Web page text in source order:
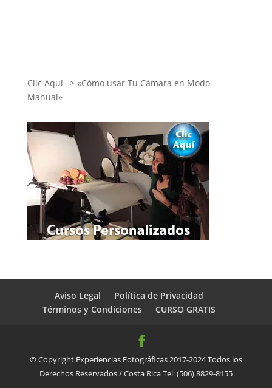
Clic Aquí –> «Cómo usar Tu Cámara en Modo
Manual»
Aviso Legal
Política de Privacidad
Términos y Condiciones
CURSO GRATIS
© Copyright Experiencias Fotográficas 2017-2024 Todos los
Derechos Reservados / Costa Rica Tel: (506) 8829-8155